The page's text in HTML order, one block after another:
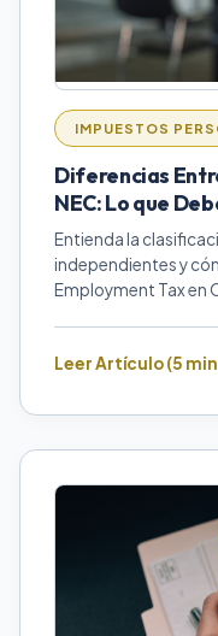
IMPUESTOS
Diferencias
NEC: Lo que
Entienda la
independientes y
Employment Tax en
Leer Artículo (5